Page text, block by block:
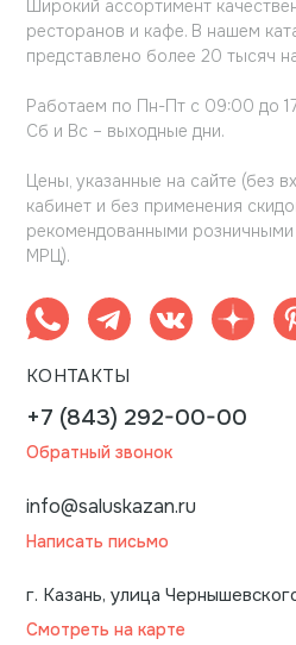
Широкий ассортимент
ресторанов и кафе. В нашем
представлено более 20 тысяч
Работаем по Пн-Пт с 09:00 до
Сб и Вс – выходные дни.
Цены, указанные на сайте (без
кабинет и без применения
рекомендованными
МРЦ).
КОНТАКТЫ
+7 (843) 292-00-00
Обратный звонок
info@saluskazan.ru
Написать письмо
г. Казань, улица
Смотреть на карте